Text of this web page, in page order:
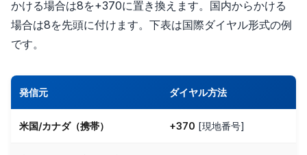
かける場合は8を+370に置き換えます。国内からかける
場合は8を先頭に付けます。下表は国際ダイヤル形式の例
です。
発信元 ダイヤル方法
米国/カナダ（携帯） +370 [現地番号]